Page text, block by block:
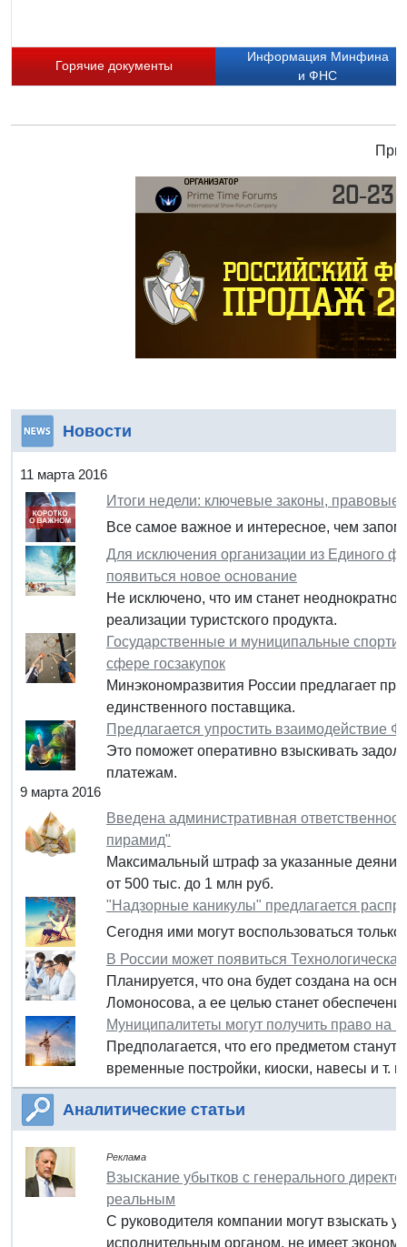
Горячие документы
Информация Минфина
и ФНС
Новости
11 марта 2016
Итоги недели: ключевые законы, правовые
Все самое важное и интересное, чем
Для исключения организации из Единого
появиться новое основание
Не исключено, что им станет
реализации туристского продукта.
Государственные и муниципальные
сфере госзакупок
Минэкономразвития России предлагает
единственного поставщика.
Предлагается упростить взаимодействие
Это поможет оперативно взыскивать
платежам.
9 марта 2016
Введена административная
пирамид"
Максимальный штраф за указанные деяния
от 500 тыс. до 1 млн руб.
"Надзорные каникулы" предлагается
Сегодня ими могут воспользоваться
В России может появиться
Планируется, что она будет создана на
Ломоносова, а ее целью станет
Муниципалитеты могут получить право на
Предполагается, что его предметом
временные постройки, киоски, навесы и т. п.
Аналитические статьи
Реклама
Взыскание убытков с генерального
реальным
С руководителя компании могут взыскать
исполнительным органом, не имеет